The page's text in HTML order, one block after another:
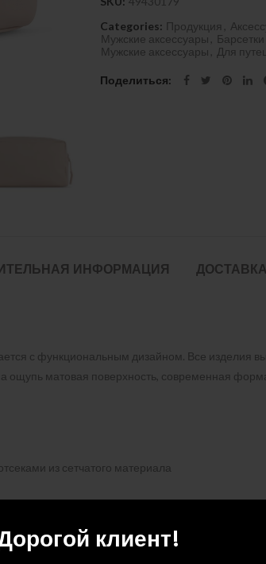
клиент!
Categories: Продукция
Мужские аксессуары
Мужские аксессуары
Для
Поделиться
ИНФОРМАЦИЯ
с функциональным дизайном. Все изделия
матовая поверхность, современная
из сетчатого материала